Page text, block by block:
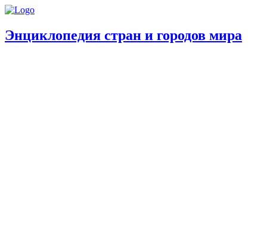
Энциклопедия стран и городов мира